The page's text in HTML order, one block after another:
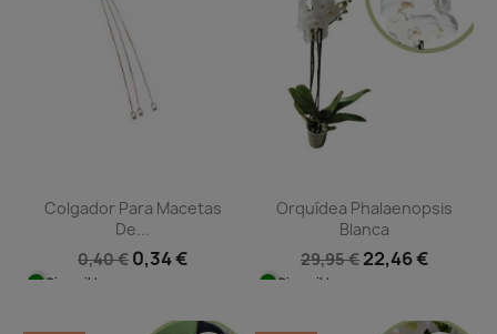
Colgador Para Macetas
De...
0,40 € 0,34 €
Disponible
Orquídea Phalaenopsis
Blanca
29,95 € 22,46 €
Disponible